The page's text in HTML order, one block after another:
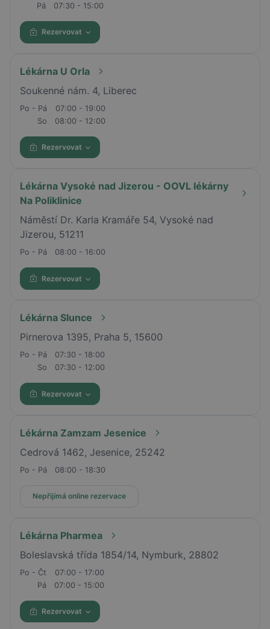
Pá
07:30 - 15:00
Rezervovat
Lékárna U Orla
Soukenné nám. 4, Liberec
Po - Pá
07:00 - 19:00
So
08:00 - 12:00
Rezervovat
Lékárna Vysoké nad Jizerou - OOVL lékárny
Na Poliklinice
Náměstí Dr. Karla Kramáře 54, Vysoké nad
Jizerou, 51211
Po - Pá 08:00 - 16:00
Rezervovat
Lékárna Slunce
Pirnerova 1395, Praha 5, 15600
Po - Pá
07:30 - 18:00
So
07:30 - 12:00
Rezervovat
Lékárna Zamzam Jesenice
Cedrová 1462, Jesenice, 25242
Po - Pá 08:00 - 18:30
Nepřijímá online rezervace
Lékárna Pharmea
Boleslavská třída 1854/14, Nymburk, 28802
Po - Čt
07:00 - 17:00
Pá
07:00 - 15:00
Rezervovat